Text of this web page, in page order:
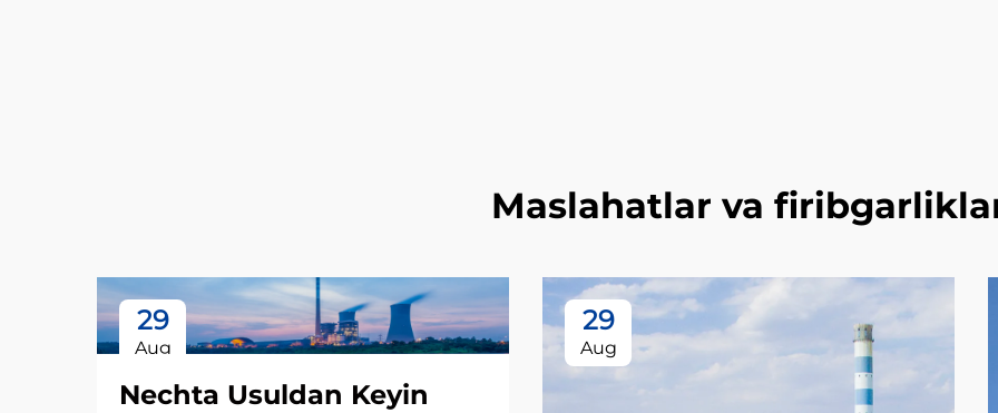
Maslahatlar va
29
Aug
Nechta Usuldan Keyin
29
Aug